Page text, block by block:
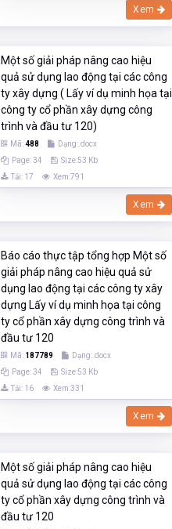
Xem
Một số giải pháp nâng cao hiệu
quả sử dụng lao động tại các công
ty xây dựng ( Lấy ví dụ minh họa tại
công ty cổ phần xây dựng công
trình và đầu tư 120)
Mã:488
Dạng:.docx
Page: 34
Size:53 Kb
Tải: 17
Xem:791
Xem
Báo cáo thực tập tổng hợp Một số
giải pháp nâng cao hiệu quả sử
dụng lao động tại các công ty xây
dựng Lấy ví dụ minh họa tại công
ty cổ phần xây dựng công trình và
đầu tư 120
Mã: 187789
Dạng:.docx
Page: 34
Size:53 Kb
Tải: 16
Xem:331
Xem
Một số giải pháp nâng cao hiệu
quả sử dụng lao động tại các công
ty cổ phần xây dựng công trình và
đầu tư 120